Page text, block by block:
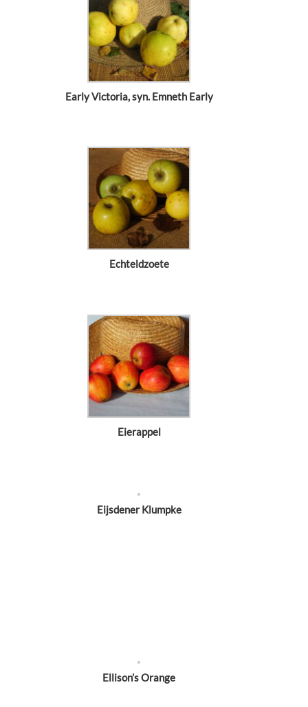
Early Victoria, syn. Emneth Early
Echteldzoete
Eierappel
Eijsdener Klumpke
Ellison’s Orange